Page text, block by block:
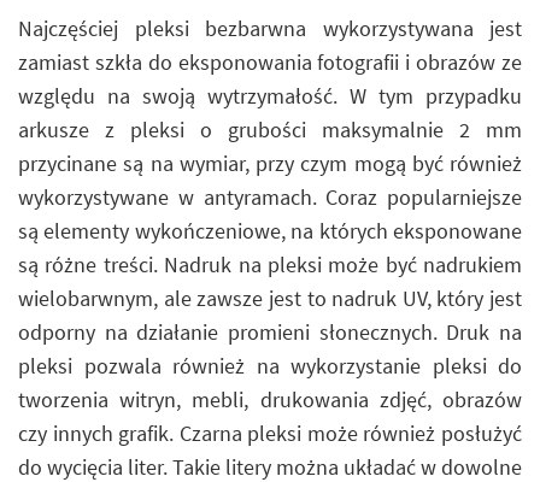
Najczęściej pleksi bezbarwna wykorzystywana jest
zamiast szkła do eksponowania fotografii i obrazów ze
względu na swoją wytrzymałość. W tym przypadku
arkusze z pleksi o grubości maksymalnie 2 mm
przycinane są na wymiar, przy czym mogą być również
wykorzystywane w antyramach. Coraz popularniejsze
są elementy wykończeniowe, na których eksponowane
są różne treści. Nadruk na pleksi może być nadrukiem
wielobarwnym, ale zawsze jest to nadruk UV, który jest
odporny na działanie promieni słonecznych. Druk na
pleksi pozwala również na wykorzystanie pleksi do
tworzenia witryn, mebli, drukowania zdjęć, obrazów
czy innych grafik. Czarna pleksi może również posłużyć
do wycięcia liter. Takie litery można układać w dowolne